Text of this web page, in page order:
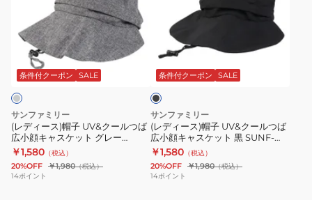
ン
つ
ば
シ
ル
バ
ー
SUNF-
よ
け
帽
子
ハ
ッ
ト
ベ
帽
UV&
ク
ー
ル
つ
ば
広
条件付クーポン SALE
サンファミリー
(レディース)帽子 UV&クールつば
広小顔キャスケット グレー
SUNF-692946-25 小顔 コンパク
ト 手洗い可 紫外線対策 接触冷感
￥1,580 （税込）
20%OFF ￥1,980（税込）
14ポイント
子
UV&
ク
ー
ル
つ
ば
広
条件付クーポン SALE
ブ
ラ
ッ
サンファミリー
(レディース)帽子 UV&クールつば
広小顔キャスケット 黒 SUNF-
692939-25 小顔 コンパクト 手洗
い可 紫外線対策 接触冷感
￥1,580 （税込）
20%OFF ￥1,980（税込）
14ポイント